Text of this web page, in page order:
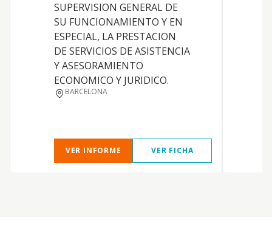
SUPERVISION GENERAL DE
SU FUNCIONAMIENTO Y EN
ESPECIAL, LA PRESTACION
DE SERVICIOS DE ASISTENCIA
Y ASESORAMIENTO
ECONOMICO Y JURIDICO.
BARCELONA
VER INFORME VER FICHA